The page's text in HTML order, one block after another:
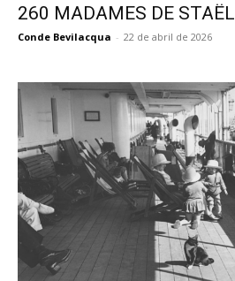
260 MADAMES DE STAËL
Conde Bevilacqua - 22 de abril de 2026